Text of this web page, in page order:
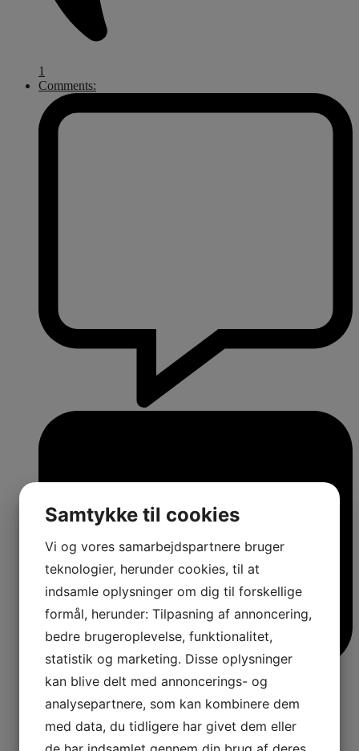
1
Comments:
Samtykke til cookies
Vi og vores samarbejdspartnere bruger
teknologier, herunder cookies, til at
indsamle oplysninger om dig til forskellige
formål, herunder: Tilpasning af annoncering,
bedre brugeroplevelse, funktionalitet,
statistik og marketing. Disse oplysninger
kan blive delt med annoncerings- og
analysepartnere, som kan kombinere dem
med data, du tidligere har givet dem eller